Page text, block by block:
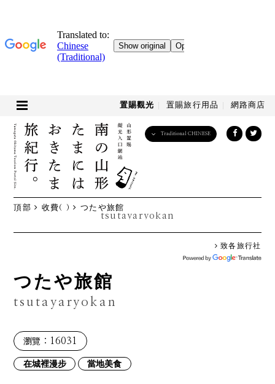
置賜觀光 置賜旅行用品 網路商店
Traditional CHINESE
頂部 收費( ) つたや旅館
tsutayaryokan
致各旅行社
つたや旅館
tsutayaryokan
瀏覽 ：16031
在城裡漫步 當地美食